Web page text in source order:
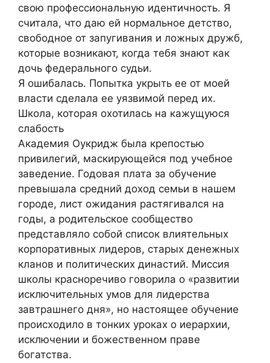
свою профессиональную идентичность. Я
считала, что даю ей нормальное детство,
свободное от запугивания и ложных дружб,
которые возникают, когда тебя знают как
дочь федерального судьи.
Я ошибалась. Попытка укрыть ее от моей
власти сделала ее уязвимой перед их.
Школа, которая охотилась на кажущуюся
слабость
Академия Оукридж была крепостью
привилегий, маскирующейся под учебное
заведение. Годовая плата за обучение
превышала средний доход семьи в нашем
городе, лист ожидания растягивался на
годы, а родительское сообщество
представляло собой список влиятельных
корпоративных лидеров, старых денежных
кланов и политических династий. Миссия
школы красноречиво говорила о «развитии
исключительных умов для лидерства
завтрашнего дня», но настоящее обучение
происходило в тонких уроках о иерархии,
исключении и божественном праве
богатства.